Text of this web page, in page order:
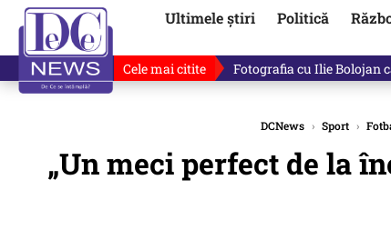
Ultimele știri Politică
Cele mai citite Fotografia cu Ilie Bolojan
DCNews › Sport ›
„Un meci perfect de la